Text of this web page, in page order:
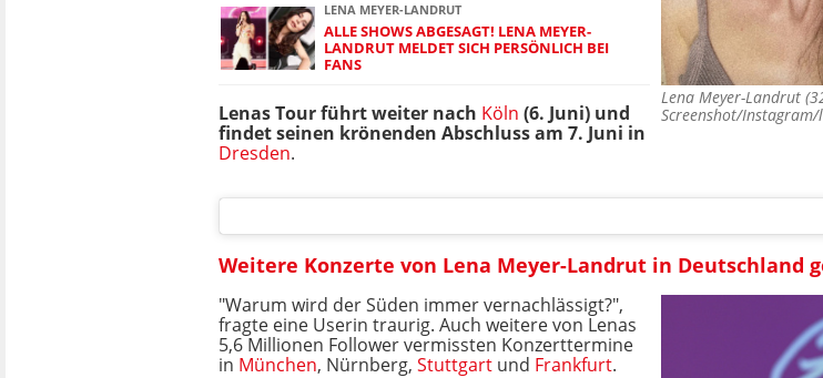
Lena Meyer-Landrut
Screenshot/
LENA MEYER-LANDRUT
ALLE SHOWS ABGESAGT! LENA MEYER-
LANDRUT MELDET SICH PERSÖNLICH BEI
FANS
Lenas Tour führt weiter nach Köln (6. Juni) und
findet seinen krönenden Abschluss am 7. Juni in
Dresden.
Weitere Konzerte von Lena Meyer-Landrut in Deutschland
"Warum wird der Süden immer vernachlässigt?",
fragte eine Userin traurig. Auch weitere von Lenas
5,6 Millionen Follower vermissten Konzerttermine
in München, Nürnberg, Stuttgart und Frankfurt.